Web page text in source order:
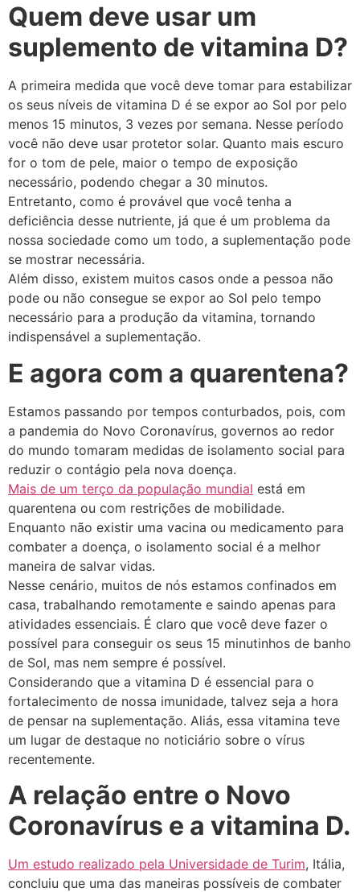
Quem deve usar um
suplemento de vitamina D?
A primeira medida que você deve tomar para estabilizar
os seus níveis de vitamina D é se expor ao Sol por pelo
menos 15 minutos, 3 vezes por semana. Nesse período
você não deve usar protetor solar. Quanto mais escuro
for o tom de pele, maior o tempo de exposição
necessário, podendo chegar a 30 minutos.
Entretanto, como é provável que você tenha a
deficiência desse nutriente, já que é um problema da
nossa sociedade como um todo, a suplementação pode
se mostrar necessária.
Além disso, existem muitos casos onde a pessoa não
pode ou não consegue se expor ao Sol pelo tempo
necessário para a produção da vitamina, tornando
indispensável a suplementação.
E agora com a quarentena?
Estamos passando por tempos conturbados, pois, com
a pandemia do Novo Coronavírus, governos ao redor
do mundo tomaram medidas de isolamento social para
reduzir o contágio pela nova doença.
Mais de um terço da população mundial está em
quarentena ou com restrições de mobilidade.
Enquanto não existir uma vacina ou medicamento para
combater a doença, o isolamento social é a melhor
maneira de salvar vidas.
Nesse cenário, muitos de nós estamos confinados em
casa, trabalhando remotamente e saindo apenas para
atividades essenciais. É claro que você deve fazer o
possível para conseguir os seus 15 minutinhos de banho
de Sol, mas nem sempre é possível.
Considerando que a vitamina D é essencial para o
fortalecimento de nossa imunidade, talvez seja a hora
de pensar na suplementação. Aliás, essa vitamina teve
um lugar de destaque no noticiário sobre o vírus
recentemente.
A relação entre o Novo
Coronavírus e a vitamina D.
Um estudo realizado pela Universidade de Turim, Itália,
concluiu que uma das maneiras possíveis de combater